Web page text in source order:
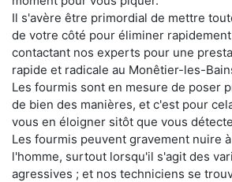
Il s'avère être primordial de mettre
de votre côté pour éliminer
contactant nos experts pour une
rapide et radicale au Monêtier-les-
Les fourmis sont en mesure de poser
de bien des manières, et c'est pour
vous en éloigner sitôt que vous
Les fourmis peuvent gravement nuire
l'homme, surtout lorsqu'il s'agit des
agressives ; et nos techniciens se